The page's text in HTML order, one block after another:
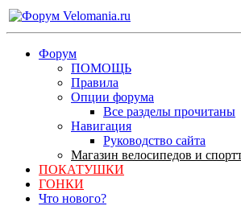
Форум
ПОМОЩЬ
Правила
Опции форума
Все разделы прочитаны
Навигация
Руководство сайта
Магазин велосипедов и
ПОКАТУШКИ
ГОНКИ
Что нового?